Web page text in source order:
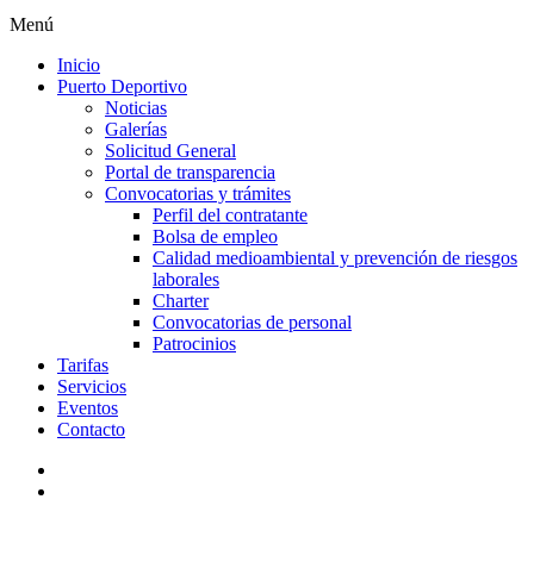
Menú
Inicio
Puerto Deportivo
Noticias
Galerías
Solicitud General
Portal de transparencia
Convocatorias y trámites
Perfil del contratante
Bolsa de empleo
Calidad medioambiental y prevención de riesgos
laborales
Charter
Convocatorias de personal
Patrocinios
Tarifas
Servicios
Eventos
Contacto